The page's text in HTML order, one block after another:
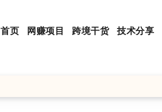
首页 网赚项目 跨境干货 技术分享